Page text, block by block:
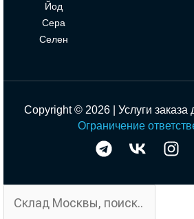
Йод
Сера
Селен
Copyright © 2026 | Услуги заказа
Ограничение